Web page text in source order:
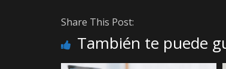
Share This Post:
También te puede